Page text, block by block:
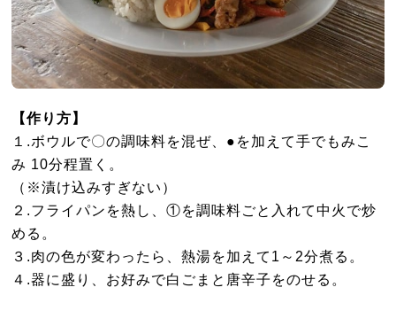
【作り方】
１.ボウルで〇の調味料を混ぜ、●を加えて手でもみこ
み 10分程置く。
（※漬け込みすぎない）
２.フライパンを熱し、①を調味料ごと入れて中火で炒
める。
３.肉の色が変わったら、熱湯を加えて1～2分煮る。
４.器に盛り、お好みで白ごまと唐辛子をのせる。